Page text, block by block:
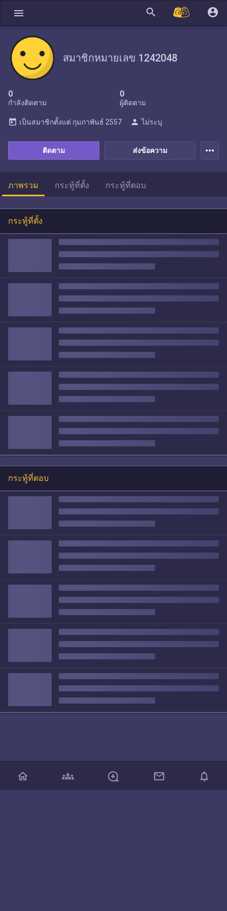
menu search account_circle
สมาชิกหมายเลข 1242048
0
กำลังติดตาม
0
ผู้ติดตาม
ส่งข้อความ
ติดตาม
today เป็นสมาชิกตั้งแต่ กุมภาพันธ์ 2557 person ไม่ระบุ
more_horiz
ภาพรวม กระทู้ที่ตั้ง กระทู้ที่ตอบ
กระทู้ที่ตั้ง
กระทู้ที่ตอบ